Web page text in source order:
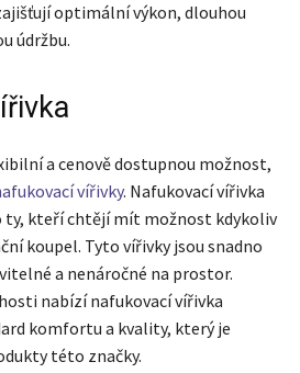
optimální výkon, dlouhou
údržbu.
a cenově dostupnou možnost,
vířivky. Nafukovací vířivka
ty, kteří chtějí mít možnost kdykoliv
koupel. Tyto vířivky jsou snadno
a nenáročné na prostor.
nabízí nafukovací vířivka
komfortu a kvality, který je
této značky.